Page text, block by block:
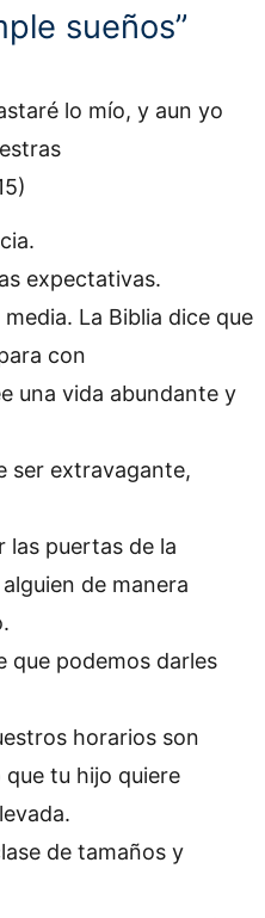
sueños”
lo mío, y aun yo
expectativas.
La Biblia dice que
con
una vida abundante y
ser extravagante,
las puertas de la
de manera
que podemos darles
horarios son
tu hijo quiere
de tamaños y